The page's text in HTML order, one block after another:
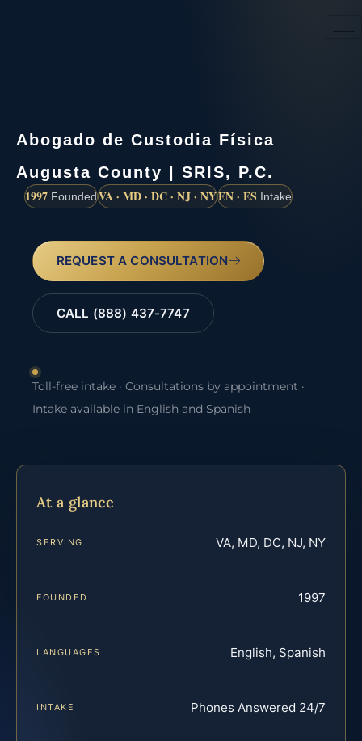
Abogado de Custodia Física
Augusta County | SRIS, P.C.
1997 FoundedVA · MD · DC · NJ · NYEN · ES Intake
REQUEST A CONSULTATION
CALL (888) 437-7747
Toll-free intake · Consultations by appointment ·
Intake available in English and Spanish
At a glance
SERVING VA, MD, DC, NJ, NY
FOUNDED 1997
LANGUAGES English, Spanish
INTAKE Phones Answered 24/7